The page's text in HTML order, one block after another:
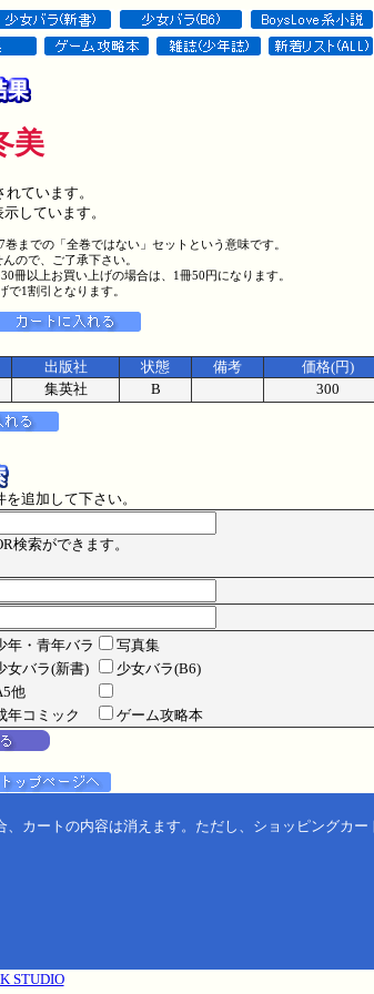
美
ています。
しています。
までの「全巻ではない」セットという意味です。
ので、ご了承下さい。
冊以上お買い上げの場合は、1冊50円になります。
で1割引となります。
出版社 状態 備考 価格(円)
集英社 B 300
追加して下さい。
検索ができます。
年・青年バラ
写真集
女バラ(新書)
少女バラ(B6)
他
年コミック ゲーム攻略本
カートの内容は消えます。ただし、ショッピングカ
STUDIO